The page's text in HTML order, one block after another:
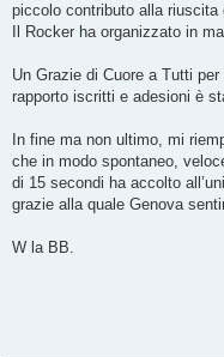
piccolo contributo alla riuscita
Il Rocker ha organizzato in
Un Grazie di Cuore a Tutti
rapporto iscritti e adesioni è
In fine ma non ultimo, mi
che in modo spontaneo,
di 15 secondi ha accolto
grazie alla quale Genova
W la BB.